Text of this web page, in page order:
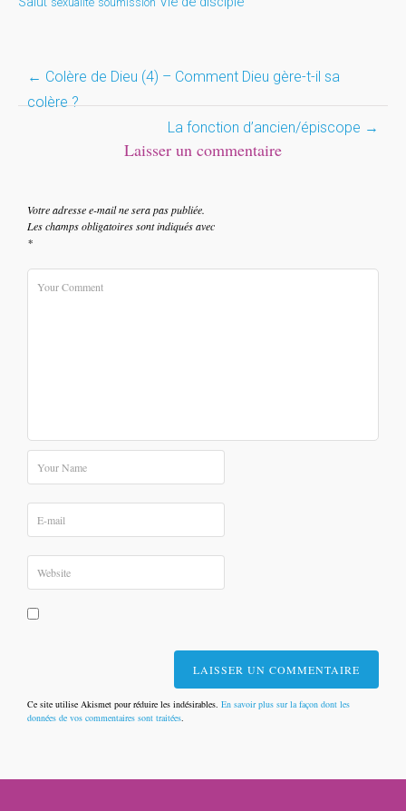
Post
navigation
← Colère de Dieu (4) – Comment Dieu gère-t-il sa
colère ?
La fonction d’ancien/épiscope →
Laisser un commentaire
Votre adresse e-mail ne sera pas publiée.
Les champs obligatoires sont indiqués avec
*
Ce site utilise Akismet pour réduire les indésirables. En savoir plus sur la façon dont les
données de vos commentaires sont traitées.